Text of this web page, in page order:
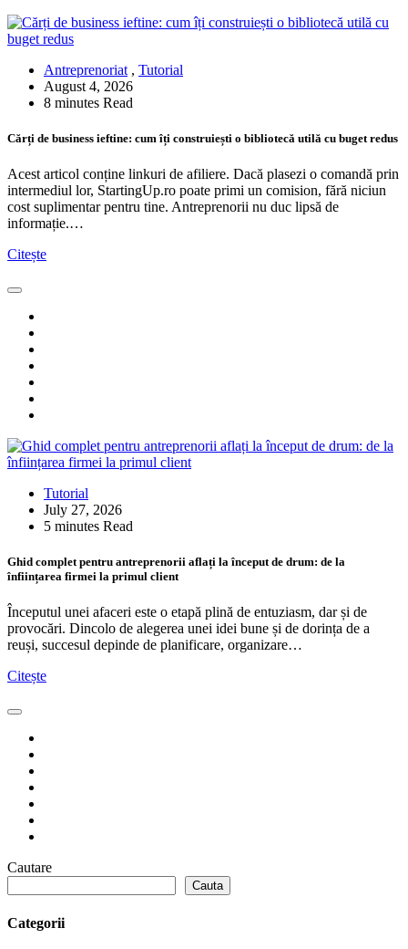
Antreprenoriat , Tutorial
August 4, 2026
8 minutes Read
Cărți de business ieftine: cum îți construiești o bibliotecă utilă cu buget redus
Acest articol conține linkuri de afiliere. Dacă plasezi o comandă prin
intermediul lor, StartingUp.ro poate primi un comision, fără niciun
cost suplimentar pentru tine. Antreprenorii nu duc lipsă de
informație.…
Citește
Tutorial
July 27, 2026
5 minutes Read
Ghid complet pentru antreprenorii aflați la început de drum: de la
înființarea firmei la primul client
Începutul unei afaceri este o etapă plină de entuziasm, dar și de
provocări. Dincolo de alegerea unei idei bune și de dorința de a
reuși, succesul depinde de planificare, organizare…
Citește
Cautare
Cauta
Categorii